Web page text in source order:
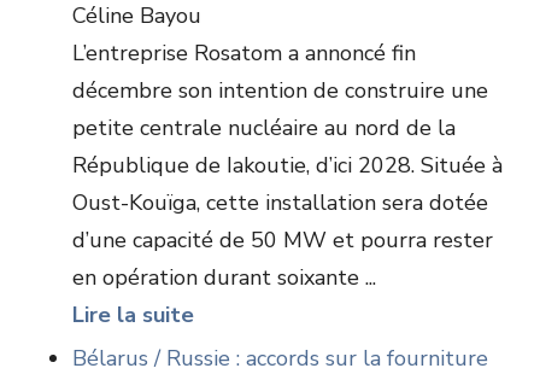
Céline Bayou
L’entreprise Rosatom a annoncé fin
décembre son intention de construire une
petite centrale nucléaire au nord de la
République de Iakoutie, d’ici 2028. Située à
Oust-Kouïga, cette installation sera dotée
d’une capacité de 50 MW et pourra rester
en opération durant soixante ...
Lire la suite
Bélarus / Russie : accords sur la fourniture